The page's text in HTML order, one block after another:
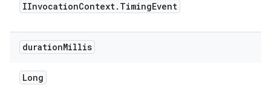
IInvocationContext. TimingEvent
durationMillis
Long